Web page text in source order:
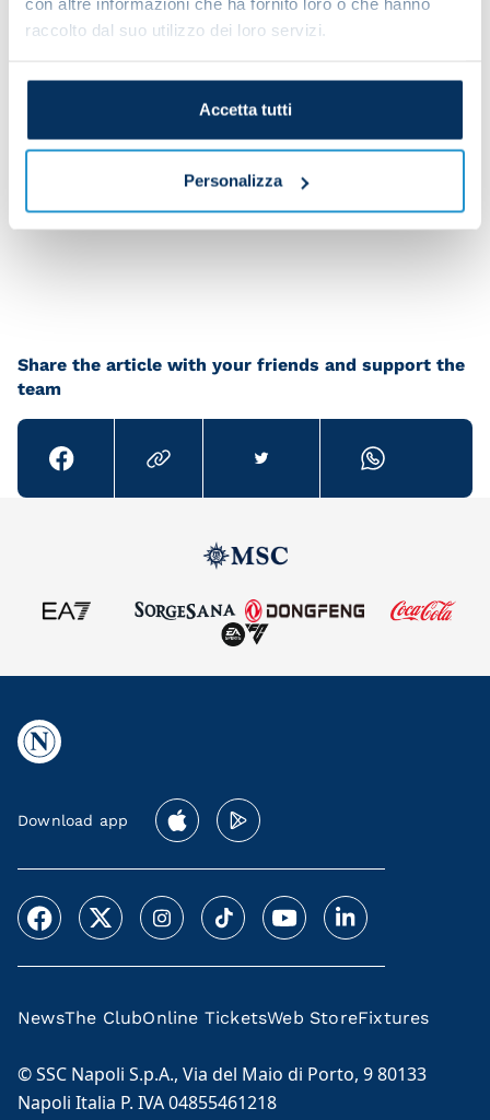
raccolto dal suo utilizzo dei loro servizi.
Accetta tutti
Personalizza
because of minor lower-back pain. Fabian joined
his team-mates for most of the session but
completed some individual exercises too.
Share the article with your friends and support the
team
Download app
NewsThe ClubOnline TicketsWeb StoreFixtures
© SSC Napoli S.p.A., Via del Maio di Porto, 9 80133
Napoli Italia P. IVA 04855461218